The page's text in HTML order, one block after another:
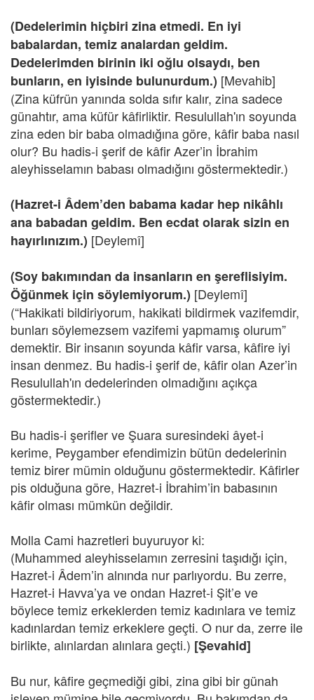
(Dedelerimin hiçbiri zina etmedi. En iyi
babalardan, temiz analardan geldim.
Dedelerimden birinin iki oğlu olsaydı, ben
bunların, en iyisinde bulunurdum.) [Mevahib]
(Zina küfrün yanında solda sıfır kalır, zina sadece
günahtır, ama küfür kâfirliktir. Resulullah'ın soyunda
zina eden bir baba olmadığına göre, kâfir baba nasıl
olur? Bu hadis-i şerif de kâfir Azer’in İbrahim
aleyhisselamın babası olmadığını göstermektedir.)
(Hazret-i Âdem’den babama kadar hep nikâhlı
ana babadan geldim. Ben ecdat olarak sizin en
hayırlınızım.) [Deylemî]
(Soy bakımından da insanların en şereflisiyim.
Öğünmek için söylemiyorum.) [Deylemî]
(“Hakikati bildiriyorum, hakikati bildirmek vazifemdir,
bunları söylemezsem vazifemi yapmamış olurum”
demektir. Bir insanın soyunda kâfir varsa, kâfire iyi
insan denmez. Bu hadis-i şerif de, kâfir olan Azer’in
Resulullah'ın dedelerinden olmadığını açıkça
göstermektedir.)
Bu hadis-i şerifler ve Şuara suresindeki âyet-i
kerime, Peygamber efendimizin bütün dedelerinin
temiz birer mümin olduğunu göstermektedir. Kâfirler
pis olduğuna göre, Hazret-i İbrahim’in babasının
kâfir olması mümkün değildir.
Molla Cami hazretleri buyuruyor ki:
(Muhammed aleyhisselamın zerresini taşıdığı için,
Hazret-i Âdem’in alnında nur parlıyordu. Bu zerre,
Hazret-i Havva’ya ve ondan Hazret-i Şit’e ve
böylece temiz erkeklerden temiz kadınlara ve temiz
kadınlardan temiz erkeklere geçti. O nur da, zerre ile
birlikte, alınlardan alınlara geçti.) [Şevahid]
Bu nur, kâfire geçmediği gibi, zina gibi bir günah